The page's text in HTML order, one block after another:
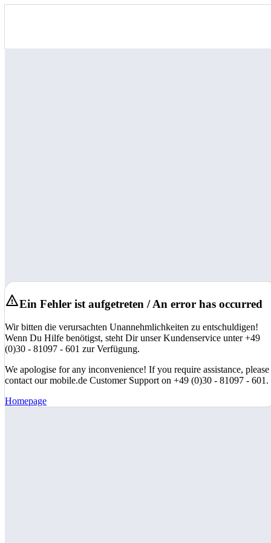
Ein Fehler ist aufgetreten / An error has occurred
Wir bitten die verursachten Unannehmlichkeiten zu entschuldigen!
Wenn Du Hilfe benötigst, steht Dir unser Kundenservice unter +49
(0)30 - 81097 - 601 zur Verfügung.
We apologise for any inconvenience! If you require assistance, please
contact our mobile.de Customer Support on +49 (0)30 - 81097 - 601.
Homepage